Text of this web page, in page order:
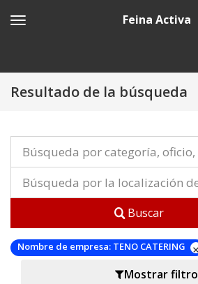
Feina Activa
Resultado de la búsqueda
Buscar
Nombre de empresa: TENO CATERING
Mostrar filtro